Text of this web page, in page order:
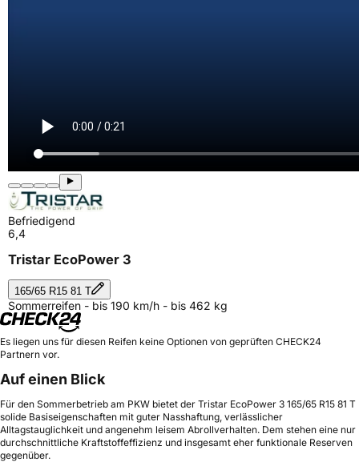
Befriedigend
6,4
Tristar EcoPower 3
165/65 R15 81 T
Sommerreifen - bis 190 km/h - bis 462 kg
Es liegen uns für diesen Reifen keine Optionen von geprüften CHECK24
Partnern vor.
Auf einen Blick
Für den Sommerbetrieb am PKW bietet der Tristar EcoPower 3 165/65 R15 81 T
solide Basiseigenschaften mit guter Nasshaftung, verlässlicher
Alltagstauglichkeit und angenehm leisem Abrollverhalten. Dem stehen eine nur
durchschnittliche Kraftstoffeffizienz und insgesamt eher funktionale Reserven
gegenüber.